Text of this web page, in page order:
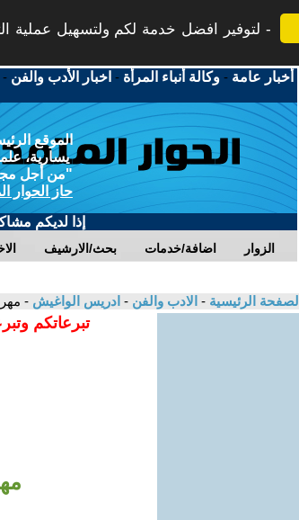
لتوفير افضل خدمة لكم ولتسهيل عملية
أخبار عامة -وكالة أنباء المرأة - اخبار الأدب والفن
الموقع
يسارية،
"من أجل
حاز الحوار
إذا لديكم
بحث/الارشيف اضافة/خدمات الزوار
الصفحة الرئيسية - الادب والفن - ادريس الواغيش -
تبرعاتكم